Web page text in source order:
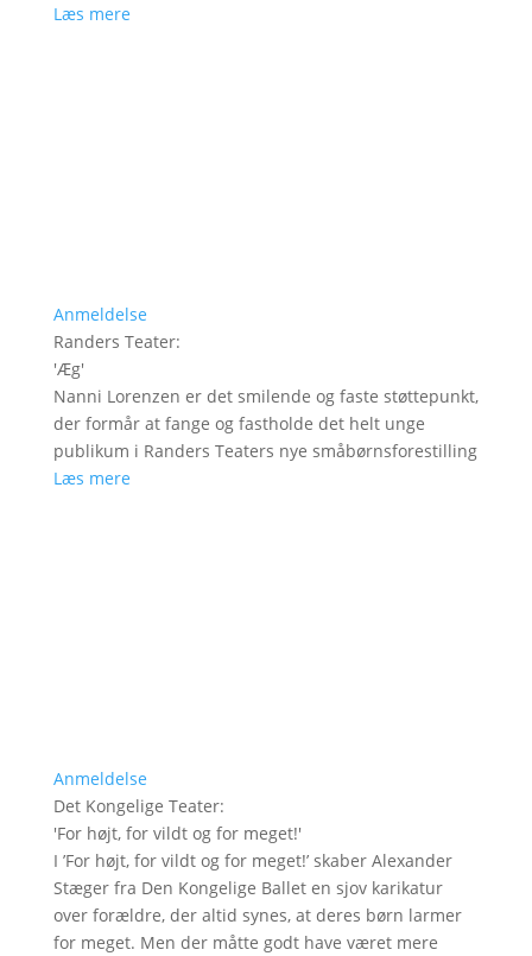
Læs mere
Anmeldelse
Randers Teater:
'Æg'
Nanni Lorenzen er det smilende og faste støttepunkt,
der formår at fange og fastholde det helt unge
publikum i Randers Teaters nye småbørnsforestilling
Læs mere
Anmeldelse
Det Kongelige Teater:
'For højt, for vildt og for meget!'
I ’For højt, for vildt og for meget!’ skaber Alexander
Stæger fra Den Kongelige Ballet en sjov karikatur
over forældre, der altid synes, at deres børn larmer
for meget. Men der måtte godt have været mere